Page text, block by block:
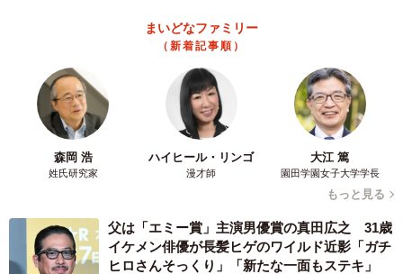
まいどなトピック
2026.08.06
い？」高級レジデンスの七夕飾り、書かれた願
い事にびっくり 人の欲には終わりがないのか
大河出演の39歳俳優 真夏の海で赤銅色の肉体
美を連投 「バッキバキだな」「ばり渋いで
まいどなトピック
2026.08.06
「人生こそがバラエティー」 マレーシア移住